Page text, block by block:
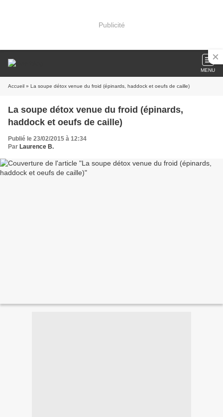
Publicité
MENU
Accueil » La soupe détox venue du froid (épinards, haddock et oeufs de caille)
La soupe détox venue du froid (épinards,
haddock et oeufs de caille)
Publié le 23/02/2015 à 12:34
Par Laurence B.